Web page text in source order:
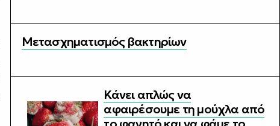
Μετασχηματισμός βακτηρίων
Κάνει απλώς να
αφαιρέσουμε τη μούχλα από